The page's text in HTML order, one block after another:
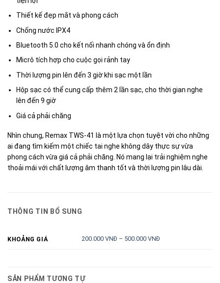
Thiết kế đẹp mắt và phong cách
Chống nước IPX4
Bluetooth 5.0 cho kết nối nhanh chóng và ổn định
Micrô tích hợp cho cuộc gọi rảnh tay
Thời lượng pin lên đến 3 giờ khi sạc một lần
Hộp sạc có thể cung cấp thêm 2 lần sạc, cho thời gian nghe
lên đến 9 giờ
Giá cả phải chăng
Nhìn chung, Remax TWS-41 là một lựa chọn tuyệt vời cho những
ai đang tìm kiếm một chiếc tai nghe không dây thực sự vừa
phong cách vừa giá cả phải chăng. Nó mang lại trải nghiệm nghe
thoải mái với chất lượng âm thanh tốt và thời lượng pin lâu dài.
THÔNG TIN BỔ SUNG
KHOẢNG GIÁ 200.000 VNĐ – 500.000 VNĐ
SẢN PHẨM TƯƠNG TỰ